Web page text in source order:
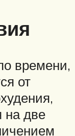
времени,
от
на две